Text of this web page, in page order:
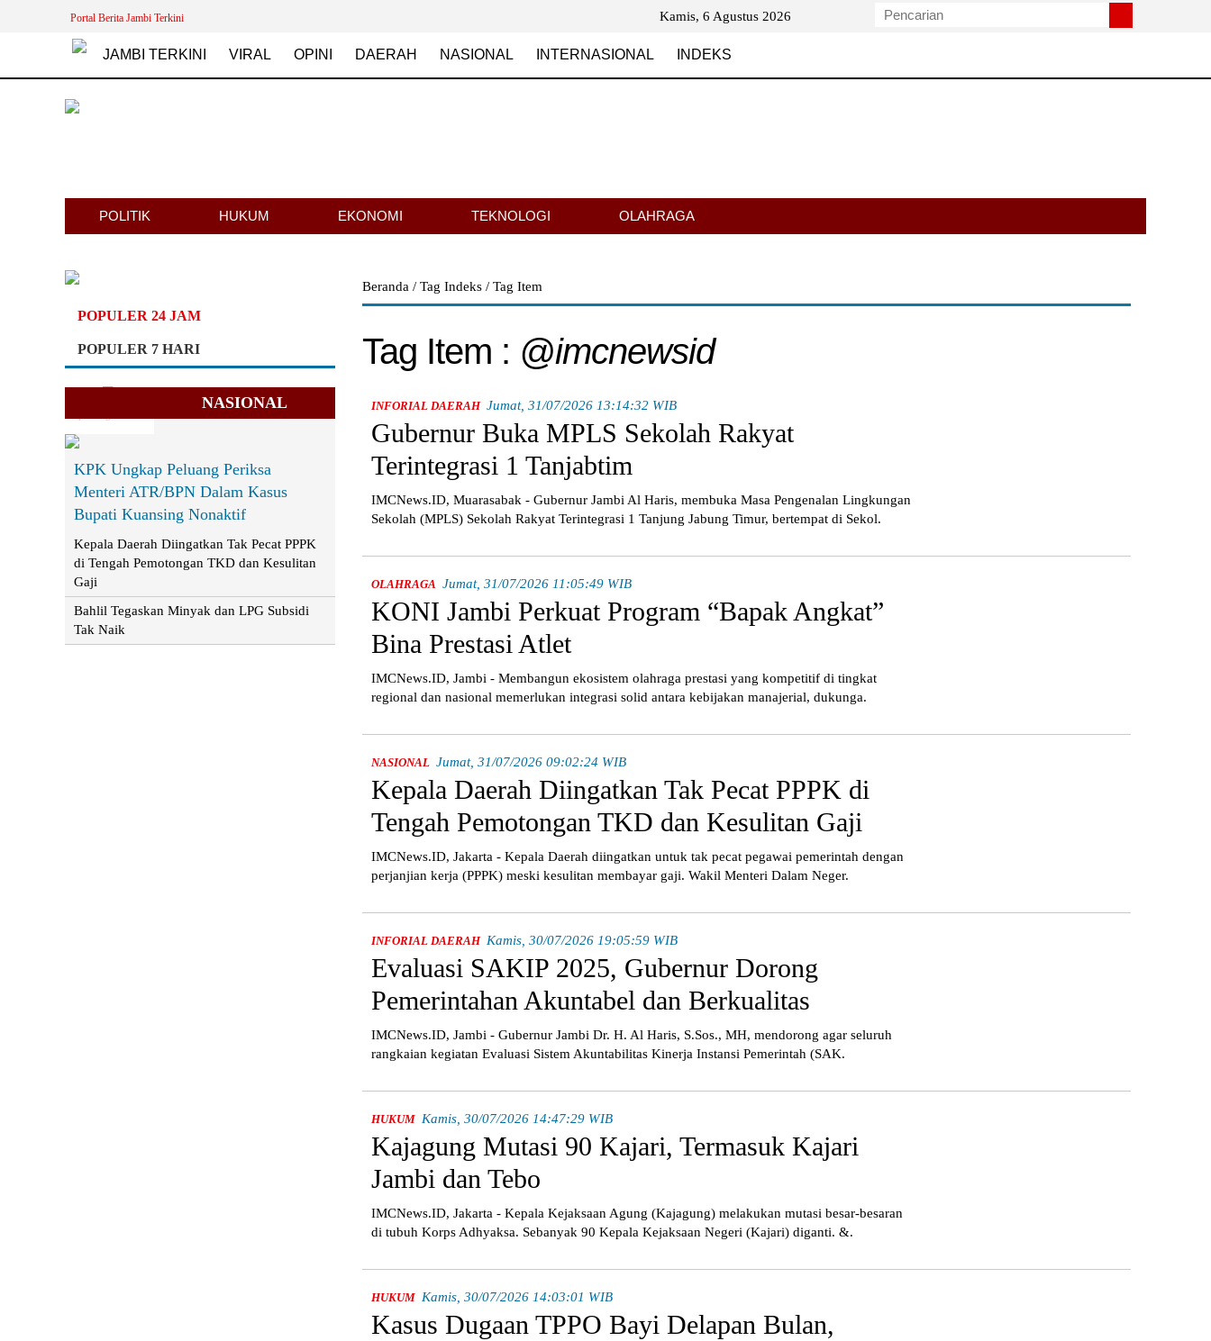
Portal Berita Jambi Terkini Kamis, 6 Agustus 2026
JAMBI TERKINI VIRAL OPINI DAERAH NASIONAL INTERNASIONAL INDEKS
POLITIK HUKUM EKONOMI TEKNOLOGI OLAHRAGA
POPULER 24 JAM
POPULER 7 HARI
NASIONAL
KPK Ungkap Peluang Periksa
Menteri ATR/BPN Dalam Kasus
Bupati Kuansing Nonaktif
Kepala Daerah Diingatkan Tak Pecat PPPK
di Tengah Pemotongan TKD dan Kesulitan
Gaji
Bahlil Tegaskan Minyak dan LPG Subsidi
Tak Naik
Beranda / Tag Indeks / Tag Item
Tag Item : @imcnewsid
INFORIAL DAERAH Jumat, 31/07/2026 13:14:32 WIB
Gubernur Buka MPLS Sekolah Rakyat
Terintegrasi 1 Tanjabtim
IMCNews.ID, Muarasabak - Gubernur Jambi Al Haris, membuka Masa Pengenalan Lingkungan
Sekolah (MPLS) Sekolah Rakyat Terintegrasi 1 Tanjung Jabung Timur, bertempat di Sekol.
OLAHRAGA Jumat, 31/07/2026 11:05:49 WIB
KONI Jambi Perkuat Program “Bapak Angkat”
Bina Prestasi Atlet
IMCNews.ID, Jambi - Membangun ekosistem olahraga prestasi yang kompetitif di tingkat
regional dan nasional memerlukan integrasi solid antara kebijakan manajerial, dukunga.
NASIONAL Jumat, 31/07/2026 09:02:24 WIB
Kepala Daerah Diingatkan Tak Pecat PPPK di
Tengah Pemotongan TKD dan Kesulitan Gaji
IMCNews.ID, Jakarta - Kepala Daerah diingatkan untuk tak pecat pegawai pemerintah dengan
perjanjian kerja (PPPK) meski kesulitan membayar gaji. Wakil Menteri Dalam Neger.
INFORIAL DAERAH Kamis, 30/07/2026 19:05:59 WIB
Evaluasi SAKIP 2025, Gubernur Dorong
Pemerintahan Akuntabel dan Berkualitas
IMCNews.ID, Jambi - Gubernur Jambi Dr. H. Al Haris, S.Sos., MH, mendorong agar seluruh
rangkaian kegiatan Evaluasi Sistem Akuntabilitas Kinerja Instansi Pemerintah (SAK.
HUKUM Kamis, 30/07/2026 14:47:29 WIB
Kajagung Mutasi 90 Kajari, Termasuk Kajari
Jambi dan Tebo
IMCNews.ID, Jakarta - Kepala Kejaksaan Agung (Kajagung) melakukan mutasi besar-besaran
di tubuh Korps Adhyaksa. Sebanyak 90 Kepala Kejaksaan Negeri (Kajari) diganti. &.
HUKUM Kamis, 30/07/2026 14:03:01 WIB
Kasus Dugaan TPPO Bayi Delapan Bulan,